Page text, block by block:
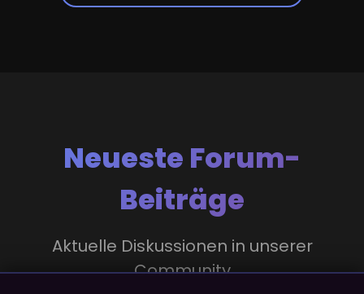
Neueste Forum-
Beiträge
Aktuelle Diskussionen in unserer
Community